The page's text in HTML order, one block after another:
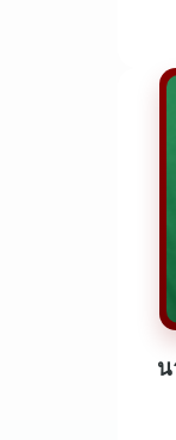
น